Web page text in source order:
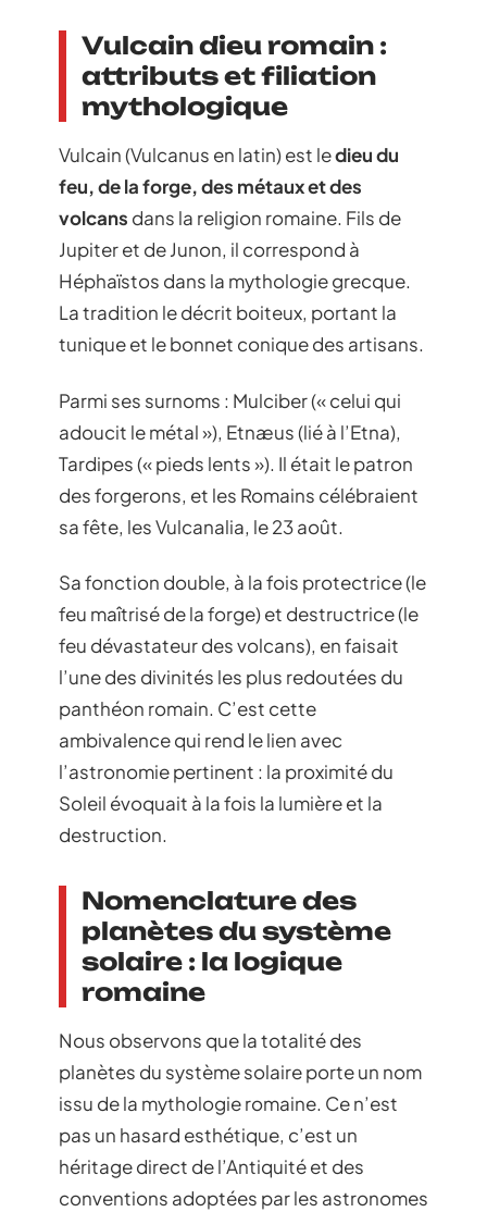
Vulcain dieu romain :
attributs et filiation
mythologique
Vulcain (Vulcanus en latin) est ledieu du
feu, de la forge, des métaux et des
volcans dans la religion romaine. Fils de
Jupiter et de Junon, il correspond à
Héphaïstos dans la mythologie grecque.
La tradition le décrit boiteux, portant la
tunique et le bonnet conique des artisans.
Parmi ses surnoms : Mulciber (« celui qui
adoucit le métal »), Etnæus (lié à l’Etna),
Tardipes (« pieds lents »). Il était le patron
des forgerons, et les Romains célébraient
sa fête, les Vulcanalia, le 23 août.
Sa fonction double, à la fois protectrice (le
feu maîtrisé de la forge) et destructrice (le
feu dévastateur des volcans), en faisait
l’une des divinités les plus redoutées du
panthéon romain. C’est cette
ambivalence qui rend le lien avec
l’astronomie pertinent : la proximité du
Soleil évoquait à la fois la lumière et la
destruction.
Nomenclature des
planètes du système
solaire : la logique
romaine
Nous observons que la totalité des
planètes du système solaire porte un nom
issu de la mythologie romaine. Ce n’est
pas un hasard esthétique, c’est un
héritage direct de l’Antiquité et des
conventions adoptées par les astronomes